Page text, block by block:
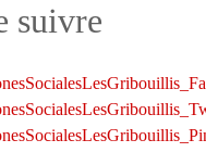
suivre